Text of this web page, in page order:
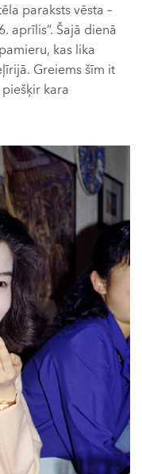
paraksts vēsta –
aprīlis”. Šajā dienā
kas lika
Greiems šīm it
kara